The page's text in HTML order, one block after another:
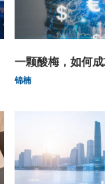
一颗酸梅，如何
锦楠